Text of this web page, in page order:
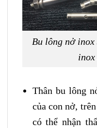
Bu lông nở
inox
Thân bu lông
của con nở,
có thể nhận